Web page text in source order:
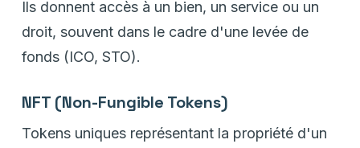
Ils donnent accès à un bien, un service ou un
droit, souvent dans le cadre d'une levée de
fonds (ICO, STO).
NFT (Non-Fungible Tokens)
Tokens uniques représentant la propriété d'un